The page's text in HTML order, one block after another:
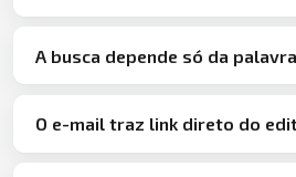
A busca depende só da
O e-mail traz link direto do